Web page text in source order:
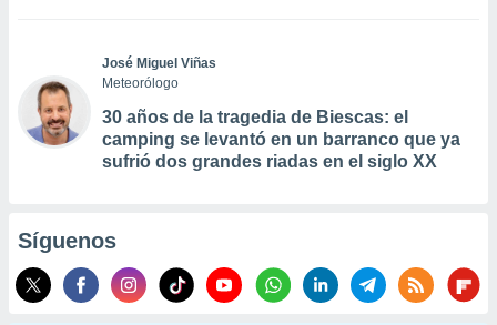
José Miguel Viñas
Meteorólogo
30 años de la tragedia de Biescas: el
camping se levantó en un barranco que ya
sufrió dos grandes riadas en el siglo XX
Síguenos